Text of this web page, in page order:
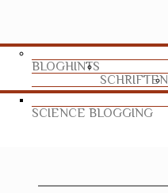
BLOGHINTS
SCHRIFTEN
SCIENCE BLOGGING